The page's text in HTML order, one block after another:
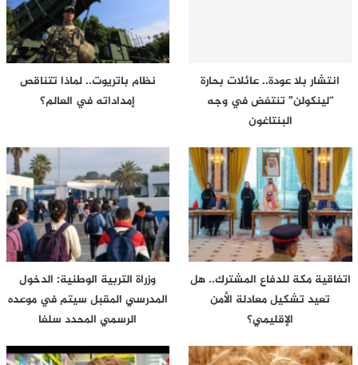
انتشار بلا عودة.. عائلات بحارة
“لينكولن” تنتفض في وجه
البنتاغون
نظام باتريوت.. لماذا تتناقص
إمداداته في العالم؟
اتفاقية مكة للدفاع المشترك.. هل
تعيد تشكيل معادلة الأمن
الإقليمي؟
وزراة التربية الوطنية: الدخول
المدرسي المقبل سیتم في موعده
الرسمي المحدد سلفا